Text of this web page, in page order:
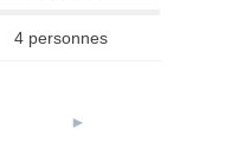
4 personnes
►